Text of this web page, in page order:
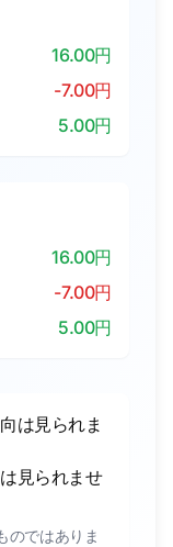
16.00円
-7.00円
5.00円
16.00円
-7.00円
5.00円
は見られま
見られませ
のではありま